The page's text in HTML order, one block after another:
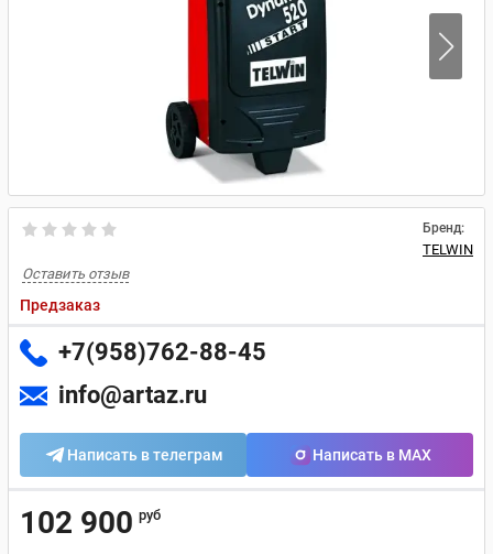
Бренд:
TELWIN
Оставить отзыв
Предзаказ
+7(958)762-88-45
info@artaz.ru
Написать в телеграм Написать в MAX
102 900 руб